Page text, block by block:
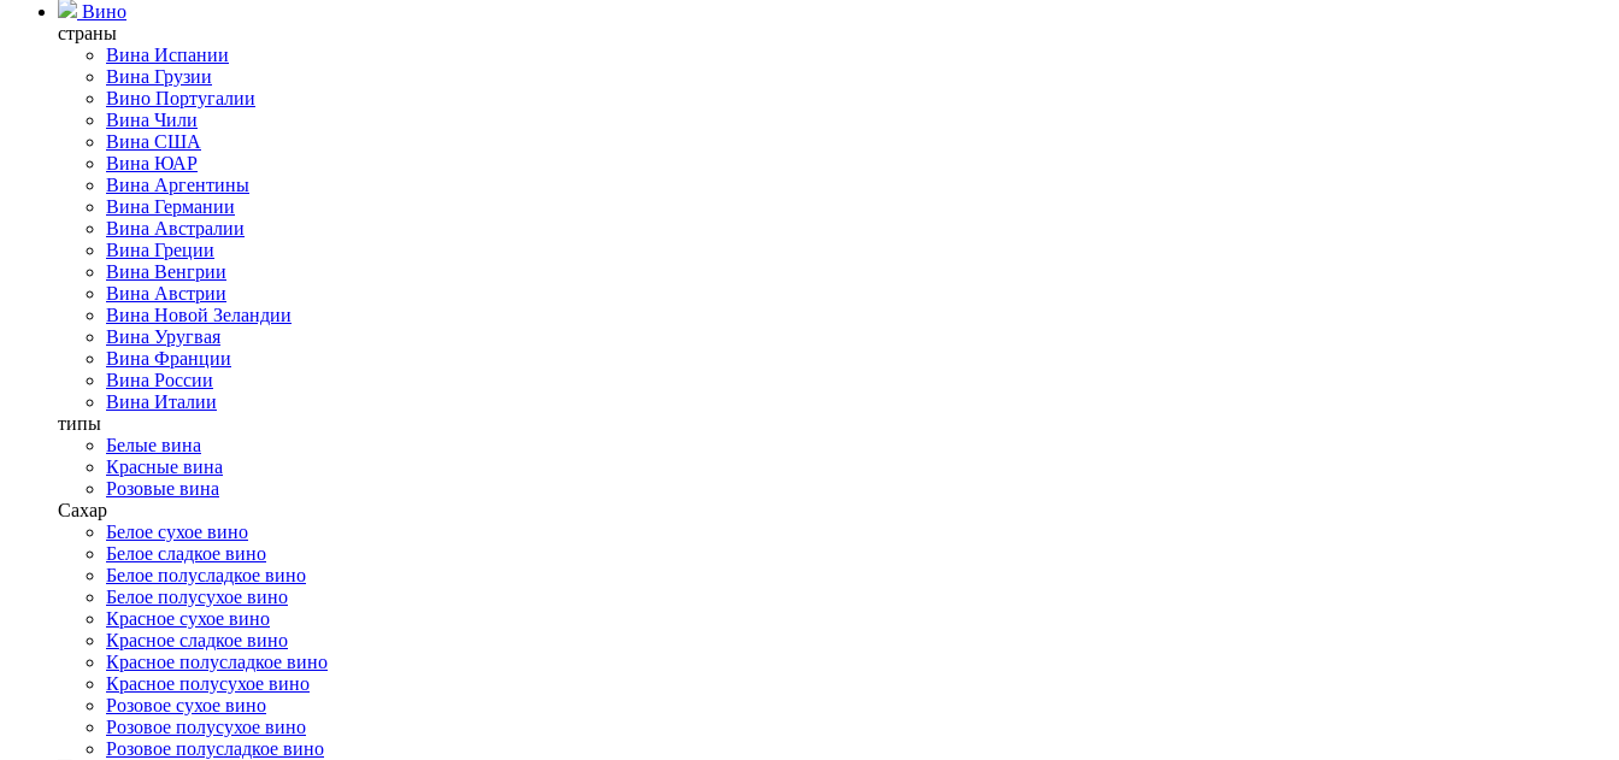
Вино
страны
Вина Испании
Вина Грузии
Вино Португалии
Вина Чили
Вина США
Вина ЮАР
Вина Аргентины
Вина Германии
Вина Австралии
Вина Греции
Вина Венгрии
Вина Австрии
Вина Новой Зеландии
Вина Уругвая
Вина Франции
Вина России
Вина Италии
типы
Белые вина
Красные вина
Розовые вина
Сахар
Белое сухое вино
Белое сладкое вино
Белое полусладкое вино
Белое полусухое вино
Красное сухое вино
Красное сладкое вино
Красное полусладкое вино
Красное полусухое вино
Розовое сухое вино
Розовое полусухое вино
Розовое полусладкое вино